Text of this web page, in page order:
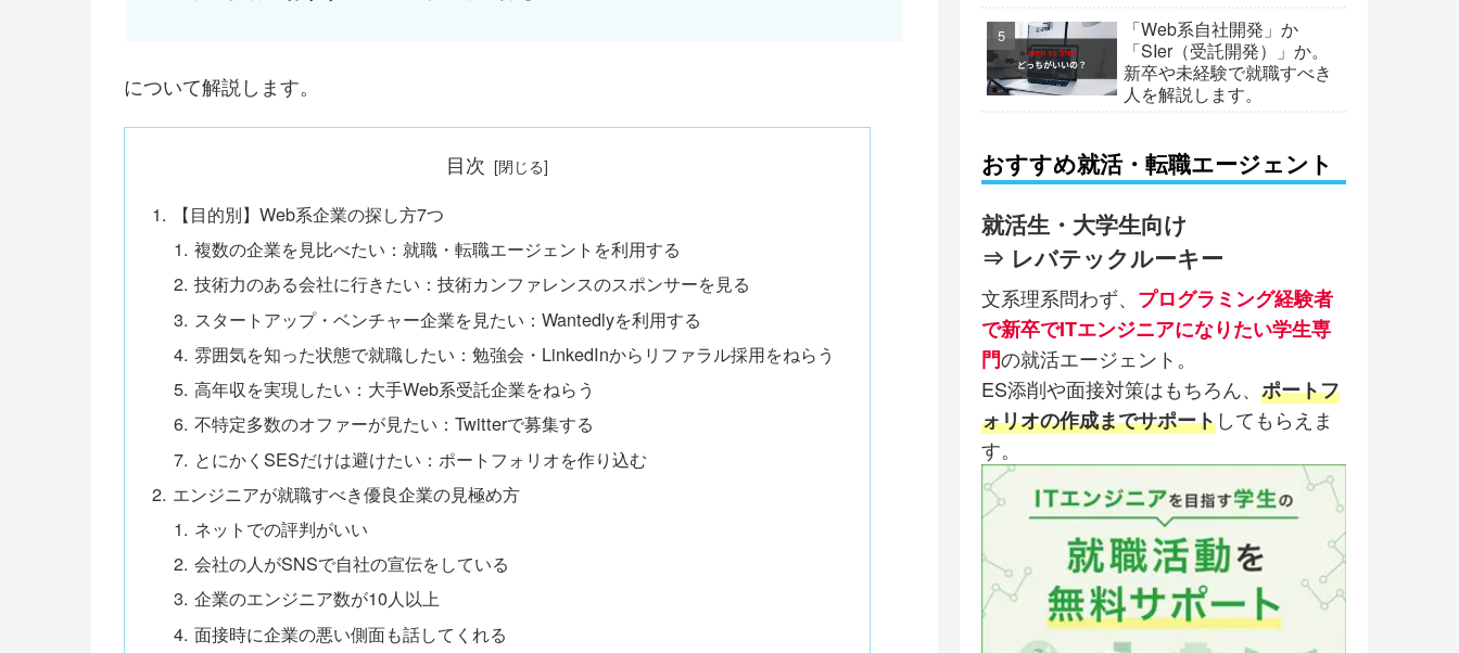
について解説します。
目次
【目的別】Web系企業の探し方7つ
複数の企業を見比べたい：就職・転職エージェントを利用する
技術力のある会社に行きたい：技術カンファレンスのスポンサーを見る
スタートアップ・ベンチャー企業を見たい：Wantedlyを利用する
雰囲気を知った状態で就職したい：勉強会・LinkedInからリファラル採用をねらう
高年収を実現したい：大手Web系受託企業をねらう
不特定多数のオファーが見たい：Twitterで募集する
とにかくSESだけは避けたい：ポートフォリオを作り込む
エンジニアが就職すべき優良企業の見極め方
ネットでの評判がいい
会社の人がSNSで自社の宣伝をしている
企業のエンジニア数が10人以上
面接時に企業の悪い側面も話してくれる
「Web系自社開発」か
「SIer（受託開発）」か。
新卒や未経験で就職すべき
人を解説します。
おすすめ就活・転職エージェント
就活生・大学生向け
⇒ レバテックルーキー
文系理系問わず、 プログラミング経験者
で新卒でITエンジニアになりたい学生専
門の就活エージェント。
ES添削や面接対策はもちろん、 ポートフ
ォリオの作成までサポートしてもらえま
す。